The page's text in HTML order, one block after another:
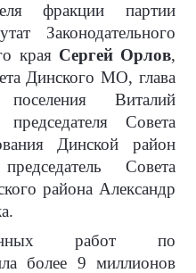
фракции партии
Законодательного
края Сергей Орлов,
Динского МО, глава
Виталий
Совета
Динской район
Совета
района Александр
работ по
более 9 миллионов